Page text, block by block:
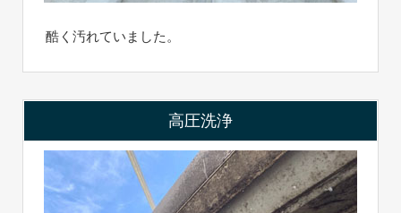
酷く汚れていました。
高圧洗浄